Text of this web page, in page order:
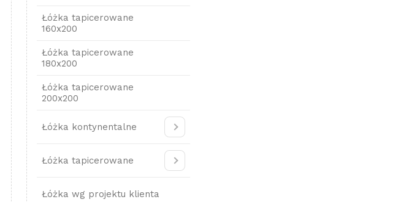
Łóżka tapicerowane
160x200
Łóżka tapicerowane
180x200
Łóżka tapicerowane
200x200
Łóżka kontynentalne
Łóżka tapicerowane
Łóżka wg projektu klienta